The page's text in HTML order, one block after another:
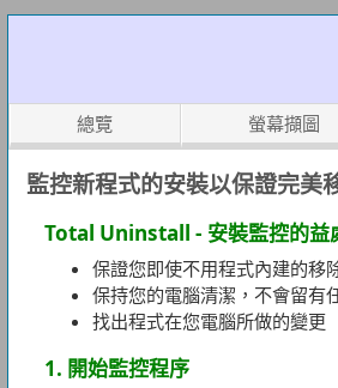
總覽 螢幕擷圖
監控新程式的安裝以保證完美
Total Uninstall - 安裝監控的益
保證您即使不用程式內建的移
保持您的電腦清潔，不會留有
找出程式在您電腦所做的變更
1. 開始監控程序